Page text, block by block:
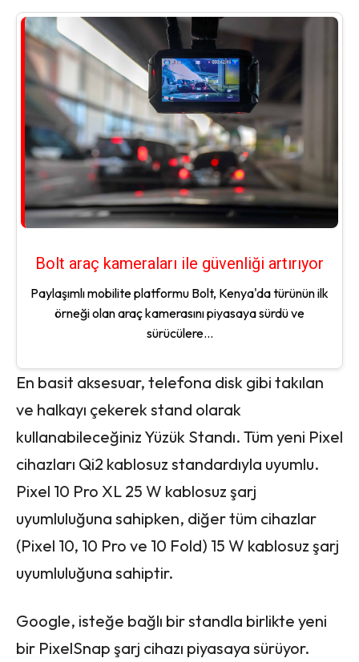
Bolt araç kameraları ile güvenliği artırıyor
Paylaşımlı mobilite platformu Bolt, Kenya'da türünün ilk
örneği olan araç kamerasını piyasaya sürdü ve
sürücülere...
En basit aksesuar, telefona disk gibi takılan
ve halkayı çekerek stand olarak
kullanabileceğiniz Yüzük Standı. Tüm yeni Pixel
cihazları Qi2 kablosuz standardıyla uyumlu.
Pixel 10 Pro XL 25 W kablosuz şarj
uyumluluğuna sahipken, diğer tüm cihazlar
(Pixel 10, 10 Pro ve 10 Fold) 15 W kablosuz şarj
uyumluluğuna sahiptir.
Google, isteğe bağlı bir standla birlikte yeni
bir PixelSnap şarj cihazı piyasaya sürüyor.